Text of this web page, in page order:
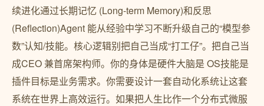
续进化通过长期记忆 (Long-term Memory)和反思
(Reflection)Agent 能从经验中学习不断升级自己的“模型参
数”认知/技能。核心逻辑别把自己当成“打工仔”。把自己当
成CEO 兼首席架构师。你的身体是硬件大脑是 OS技能是
插件目标是业务需求。你需要设计一套自动化系统让这套
系统在世界上高效运行。如果把人生比作一个分布式微服